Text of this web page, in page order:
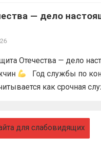
— дело
Отечества — дело
Год службы по
как срочная
по окончании срока
для слабовидящих